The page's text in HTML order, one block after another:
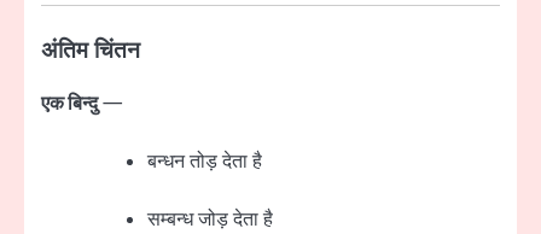
अंतिम चिंतन
एक बिन्दु—
बन्धन तोड़ देता है
सम्बन्ध जोड़ देता है